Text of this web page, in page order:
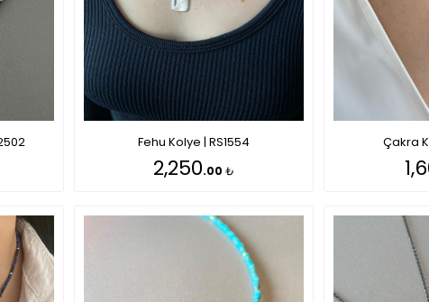
Fehu Kolye | RS1554
2,250.00 ₺
Çakra